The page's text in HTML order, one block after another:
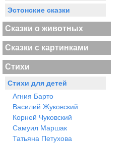
Эстонские сказки
Сказки о животных
Сказки с картинками
Стихи
Стихи для детей
Агния Барто
Василий Жуковский
Корней Чуковский
Самуил Маршак
Татьяна Петухова